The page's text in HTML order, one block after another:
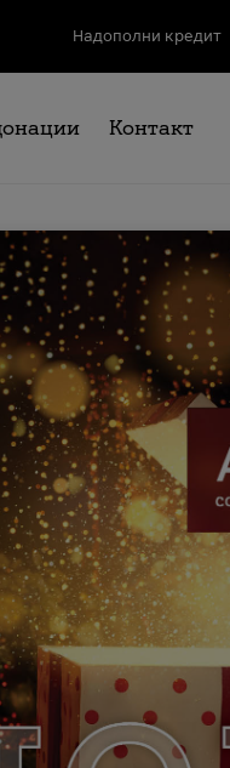
Надополни кредит
Контакт